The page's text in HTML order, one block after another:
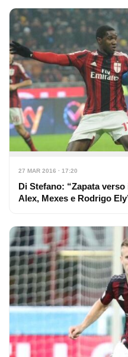
27 MAR 2016 · 17:20
Di Stefano: “Zapata
Alex, Mexes e Rodrigo